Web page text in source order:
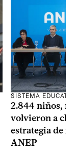
SISTEMA
2.844 niños,
volvieron a
estrategia de
ANEP